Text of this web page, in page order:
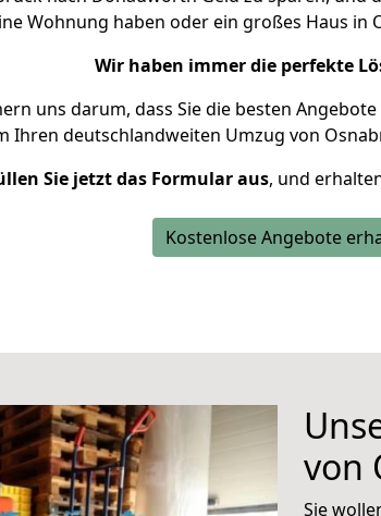
Wohnung haben oder ein großes Haus
Wir haben immer die perfekte
uns darum, dass Sie die besten
Ihren deutschlandweiten Umzug von
Sie jetzt das Formular aus, und
Kostenlose Angebote
von
Sie